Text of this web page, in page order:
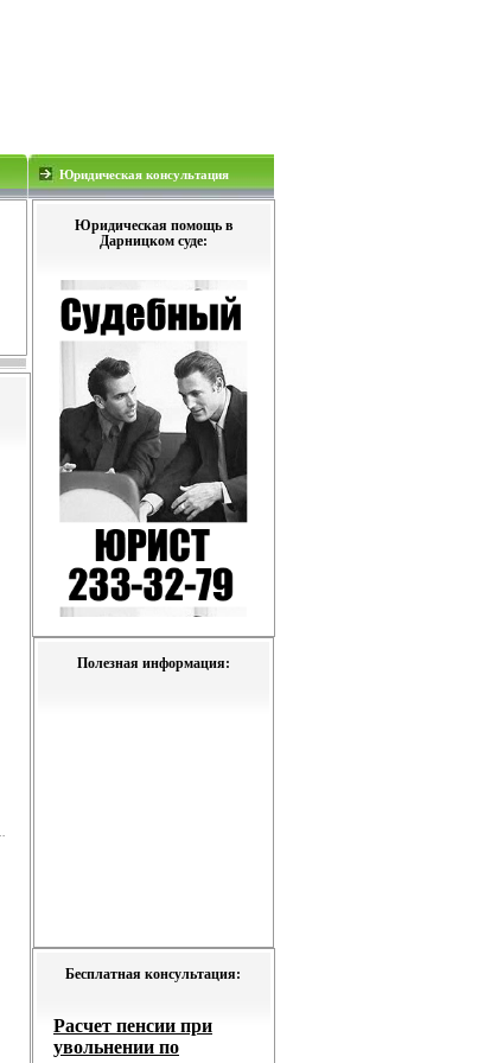
Юридическая консультация
Юридическая помощь в
Дарницком суде:
Полезная информация:
Бесплатная консультация: